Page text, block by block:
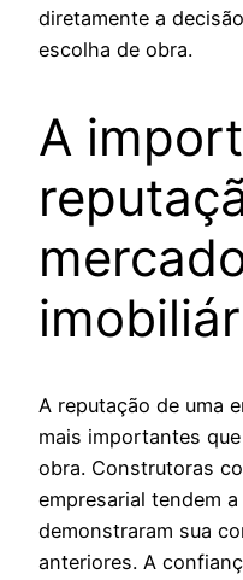
diretamente a
escolha de obra.
A
A reputação de uma
mais importantes
obra. Construtoras
empresarial tendem
demonstraram sua
anteriores. A